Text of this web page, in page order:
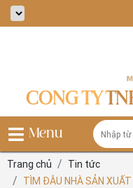
CÔNG TY
Menu
Trang chủ
Tin tức
TÌM ĐÂU NHÀ SẢN